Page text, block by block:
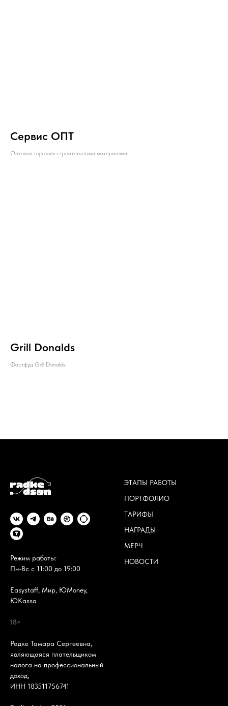
Сервис ОПТ
Оптовая торговля строительными материлами
Grill Donalds
Фастфуд Grill Donalds
Режим работы:
Пн-Вс с 11:00 до 19:00
Easystaff, Мир, ЮMoney,
ЮKassa
18+
Радке Тамара Сергеевна,
являющаяся плательщиком
налога на профессиональный
доход,
ИНН 183511756741
ЭТАПЫ РАБОТЫ
ПОРТФОЛИО
ТАРИФЫ
НАГРАДЫ
МЕРЧ
НОВОСТИ